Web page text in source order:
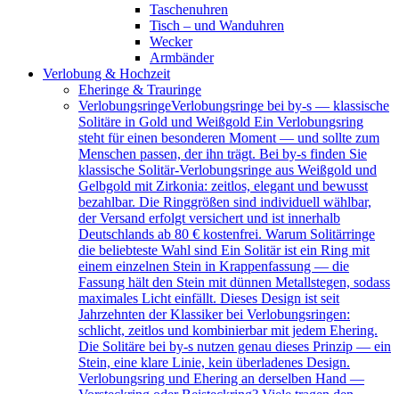
Taschenuhren
Tisch – und Wanduhren
Wecker
Armbänder
Verlobung & Hochzeit
Eheringe & Trauringe
VerlobungsringeVerlobungsringe bei by-s — klassische
Solitäre in Gold und Weißgold Ein Verlobungsring
steht für einen besonderen Moment — und sollte zum
Menschen passen, der ihn trägt. Bei by-s finden Sie
klassische Solitär-Verlobungsringe aus Weißgold und
Gelbgold mit Zirkonia: zeitlos, elegant und bewusst
bezahlbar. Die Ringgrößen sind individuell wählbar,
der Versand erfolgt versichert und ist innerhalb
Deutschlands ab 80 € kostenfrei. Warum Solitärringe
die beliebteste Wahl sind Ein Solitär ist ein Ring mit
einem einzelnen Stein in Krappenfassung — die
Fassung hält den Stein mit dünnen Metallstegen, sodass
maximales Licht einfällt. Dieses Design ist seit
Jahrzehnten der Klassiker bei Verlobungsringen:
schlicht, zeitlos und kombinierbar mit jedem Ehering.
Die Solitäre bei by-s nutzen genau dieses Prinzip — ein
Stein, eine klare Linie, kein überladenes Design.
Verlobungsring und Ehering an derselben Hand —